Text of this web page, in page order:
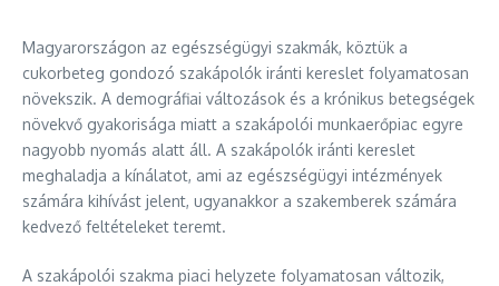
Magyarországon az egészségügyi szakmák, köztük a
cukorbeteg gondozó szakápolók iránti kereslet folyamatosan
növekszik. A demográfiai változások és a krónikus betegségek
növekvő gyakorisága miatt a szakápolói munkaerőpiac egyre
nagyobb nyomás alatt áll. A szakápolók iránti kereslet
meghaladja a kínálatot, ami az egészségügyi intézmények
számára kihívást jelent, ugyanakkor a szakemberek számára
kedvező feltételeket teremt.
A szakápolói szakma piaci helyzete folyamatosan változik,